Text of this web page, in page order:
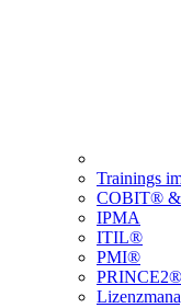
Trainings
COBIT® &
IPMA
ITIL®
PMI®
PRINCE2®